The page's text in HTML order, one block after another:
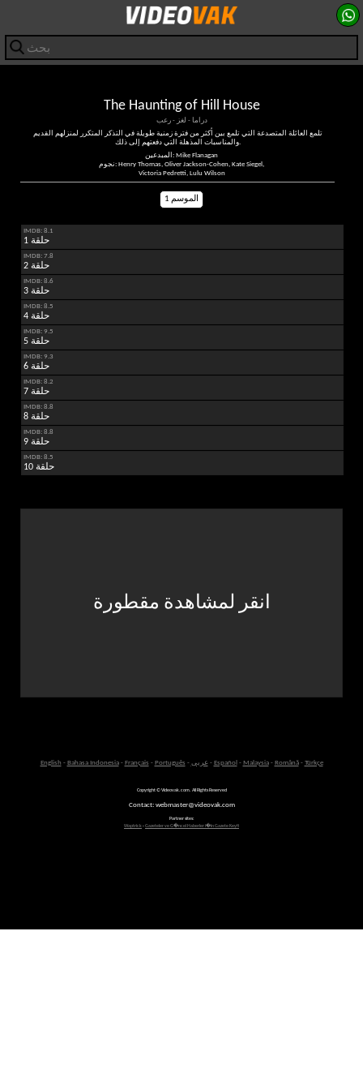
The Haunting of Hill House
دراما - لغز - رعب
تلمع العائلة المتصدعة التي تلمع بين أكثر من فترة زمنية طويلة في التذكر المتكرر لمنزلهم القديم
والمناسبات المذهلة التي دفعتهم إلى ذلك.
المبدعين: Mike Flanagan
نجوم: Henry Thomas, Oliver Jackson-Cohen, Kate Siegel,
Victoria Pedretti, Lulu Wilson
الموسم 1
IMDB: 8.1
حلقة 1
IMDB: 7.8
حلقة 2
IMDB: 8.6
حلقة 3
IMDB: 8.5
حلقة 4
IMDB: 9.5
حلقة 5
IMDB: 9.3
حلقة 6
IMDB: 8.2
حلقة 7
IMDB: 8.8
حلقة 8
IMDB: 8.8
حلقة 9
IMDB: 8.5
حلقة 10
انقر لمشاهدة مقطورة
English - Bahasa Indonesia- Français - Português - عربى- Español - Malaysia- Română- Türkçe
Copyright © Videovak.com. All Rights Reserved
Contact: webmaster@videovak.com
Partner sites:
Waptrick-Gazeteler ve G�ncel Haberler i�in Gazete Keyfi